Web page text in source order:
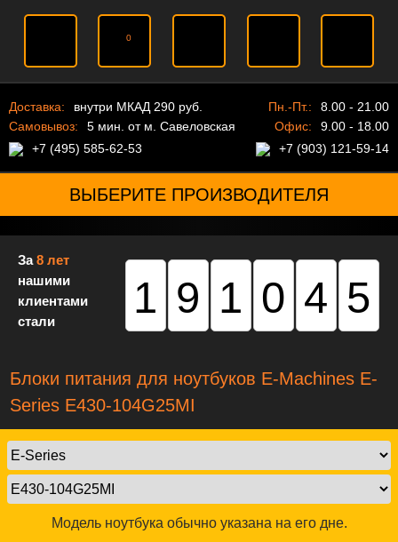
0
Доставка:
внутри МКАД 290 руб.
Самовывоз:
5 мин. от м. Савеловская
+7 (495) 585-62-53
Пн.-Пт.:
8.00 - 21.00
Офис:
9.00 - 18.00
+7 (903) 121-59-14
ВЫБЕРИТЕ ПРОИЗВОДИТЕЛЯ
За8 лет
нашими
клиентами
стали
191045
Блоки питания для ноутбуков E-Machines E-
Series E430-104G25MI
Модель ноутбука обычно указана на его дне.